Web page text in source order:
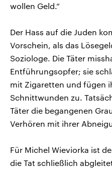
wollen Geld.“
Der Hass auf die Juden
Vorschein, als das
Soziologe. Die Täter
Entführungsopfer; sie
mit Zigaretten und fügen
Schnittwunden zu.
Täter die begangenen
Verhören mit ihrer
Für Michel Wieviorka ist
die Tat schließlich